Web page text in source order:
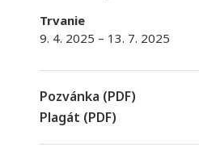
Trvanie
9. 4. 2025 – 13. 7. 2025
Pozvánka (PDF)
Plagát (PDF)